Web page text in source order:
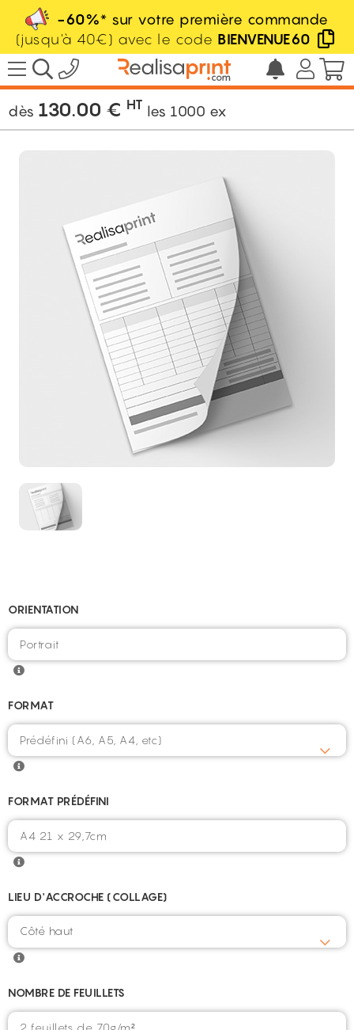
-60%* sur votre première commande
(jusqu'à 40€) avec le code BIENVENUE60
/ Imprimerie / Administratif / Liasse
autocopiante
dès 130.00 € HT les 1000 ex
ORIENTATION
FORMAT
FORMAT PRÉDÉFINI
LIEU D'ACCROCHE (COLLAGE)
Côté haut
NOMBRE DE FEUILLETS